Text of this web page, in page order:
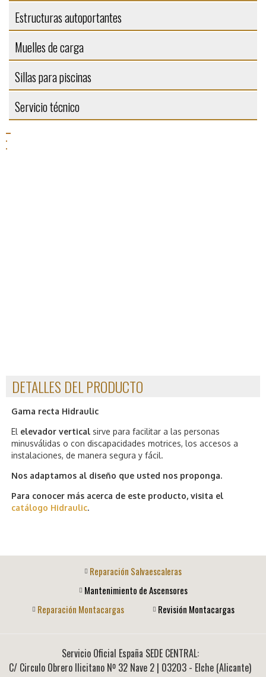
Estructuras autoportantes
Muelles de carga
Sillas para piscinas
Servicio técnico
DETALLES DEL PRODUCTO
Gama recta Hidraulic
El elevador verticalsirve para facilitar a las personas
minusválidas o con discapacidades motrices, los accesos a
instalaciones, de manera segura y fácil.
Nos adaptamos al diseño que usted nos proponga.
Para conocer más acerca de este producto, visita el
catálogo Hidraulic.
Reparación Salvaescaleras
Mantenimiento de Ascensores
Reparación Montacargas
Revisión Montacargas
Servicio Oficial España SEDE CENTRAL:
C/ Circulo Obrero Ilicitano Nº 32 Nave 2 | 03203 - Elche (Alicante)